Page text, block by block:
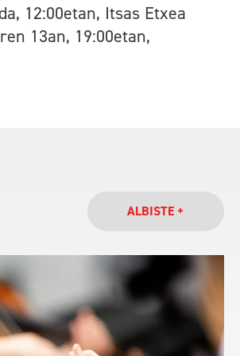
12:00etan, Itsas Etxea
13an, 19:00etan,
ALBISTE +